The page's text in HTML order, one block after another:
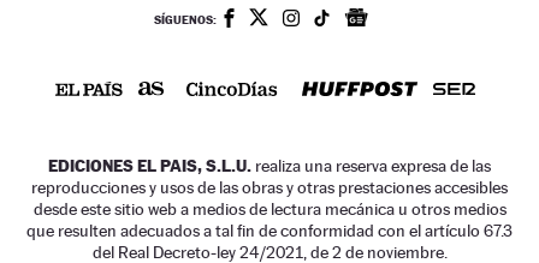
SÍGUENOS:
EDICIONES EL PAIS, S.L.U. realiza una reserva expresa de las
reproducciones y usos de las obras y otras prestaciones accesibles
desde este sitio web a medios de lectura mecánica u otros medios
que resulten adecuados a tal fin de conformidad con el artículo 67.3
del Real Decreto-ley 24/2021, de 2 de noviembre.